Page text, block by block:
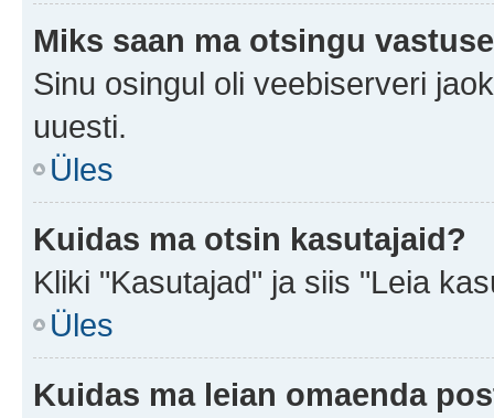
Miks saan ma otsingu
Sinu osingul oli veebiserveri
uuesti.
Üles
Kuidas ma otsin kasutajaid?
Kliki "Kasutajad" ja siis "Leia
Üles
Kuidas ma leian omaenda